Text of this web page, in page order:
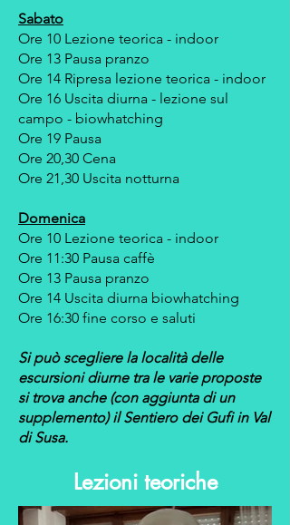
Sabato
Ore 10 Lezione teorica - indoor
Ore 13 Pausa pranzo
Ore 14 Ripresa lezione teorica - indoor
Ore 16 Uscita diurna - lezione sul
campo - biowhatching
Ore 19 Pausa
Ore 20,30 Cena
Ore 21,30 Uscita notturna
Domenica
Ore 10 Lezione teorica - indoor
Ore 11:30 Pausa caffè
Ore 13 Pausa pranzo
Ore 14 Uscita diurna biowhatching
Ore 16:30 fine corso e saluti
Si può scegliere la località delle
escursioni diurne tra le varie proposte
si trova anche (con aggiunta di un
supplemento) il Sentiero dei Gufi in Val
di Susa.
Lezioni teoriche